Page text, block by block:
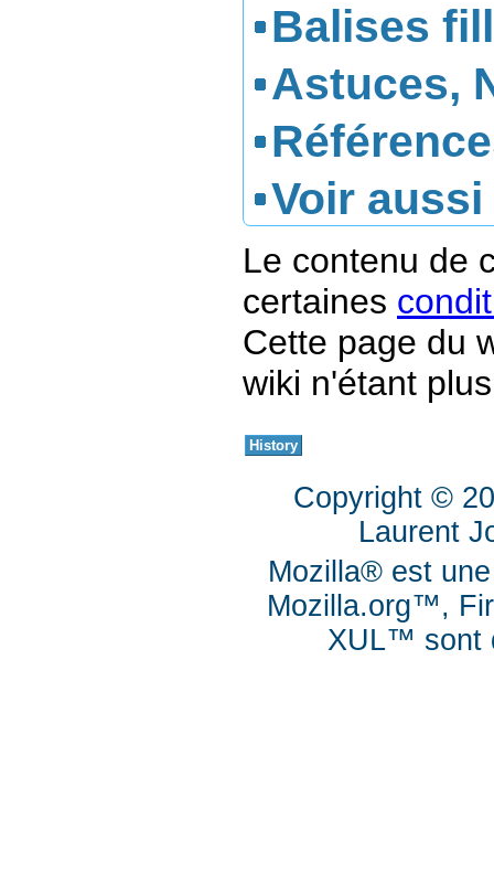
Balises
Astuces,
Voir aussi
Le contenu de
certaines
Cette page du
wiki n'étant
Copyright ©
Laurent
Mozilla® est
Mozilla.org™,
XUL™ sont